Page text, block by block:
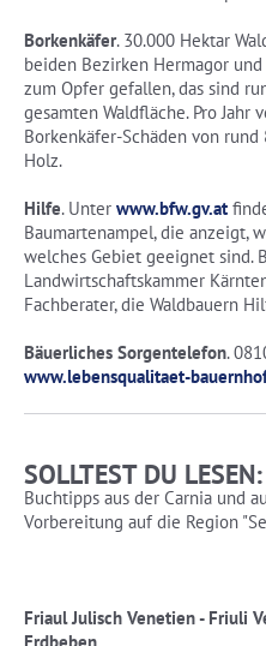
Borkenkäfer. 30.000 Hektar
beiden Bezirken Hermagor
zum Opfer gefallen, das sind
gesamten Waldfläche. Pro Jahr
Borkenkäfer-Schäden von
Holz.
Hilfe. Unter www.bfw.gv.at
Baumartenampel, die anzeigt,
welches Gebiet geeignet sind.
Landwirtschaftskammer
Fachberater, die Waldbauern
Bäuerliches Sorgentelefon.
www.lebensqualitaet-
SOLLTEST DU LESEN:
Buchtipps aus der Carnia und
Vorbereitung auf die Region
Friaul Julisch Venetien - Friuli